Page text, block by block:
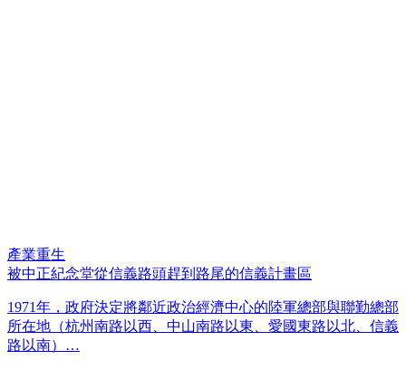
產業重生
被中正紀念堂從信義路頭趕到路尾的信義計畫區
1971年，政府決定將鄰近政治經濟中心的陸軍總部與聯勤總部
所在地（杭州南路以西、中山南路以東、愛國東路以北、信義
路以南）…